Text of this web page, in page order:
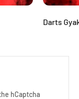
Darts
hCaptcha